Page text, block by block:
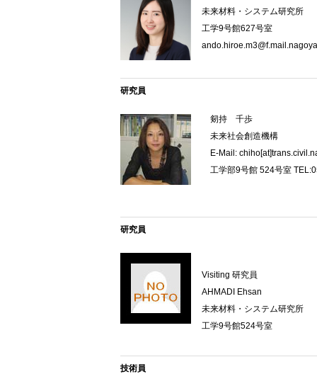
未来材料・システム研究所
工学9号館627号室
研究員
剱持 千歩
未来社会創造機構
E-Mail:
工学部9号館 524号室
研究員
Visiting 研究員
AHMADI Ehsan
未来材料・システム研究所
工学9号館524号室
技術員